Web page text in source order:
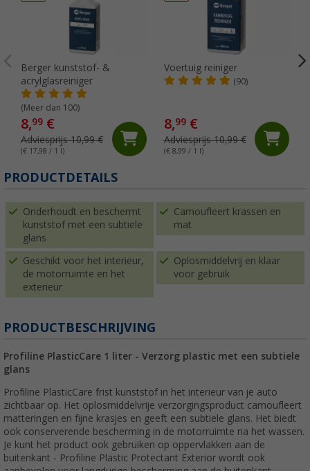
Berger kunststof- &
acrylglasreiniger
(Meer dan 100)
8,99 €
Adviesprijs 10,99 €
(€ 17,98 / 1 l)
Voertuig reiniger
(90)
8,99€
Adviesprijs 10,99 €
(€ 8,99 / 1 l)
PRODUCTDETAILS
Onderhoudt en beschermt
kunststof met een subtiele
glans
Camoufleert krassen en
mat
Geschikt voor het interieur,
de motorruimte en het
exterieur
Oplosmiddelvrij en klaar
voor gebruik
PRODUCTBESCHRIJVING
Profiline PlasticCare 1 liter - Verzorg plastic met een subtiele
glans
Profiline PlasticCare frist kunststof in het interieur van je auto
zichtbaar op. Het oplosmiddelvrije verzorgingsproduct camoufleert
matteringen en fijne krasjes en geeft een subtiele glans. Het biedt
ook conserverende bescherming in de motorruimte na het wassen.
Je kunt het product ook gebruiken op oppervlakken aan de
buitenkant - Profiline Plastic Protectant Exterior wordt ook